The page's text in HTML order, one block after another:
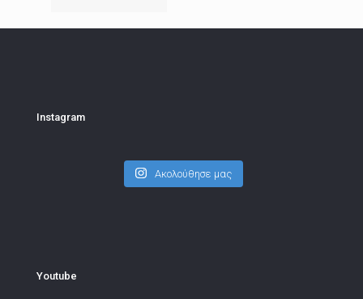
Instagram
Ακολούθησε μας
Youtube